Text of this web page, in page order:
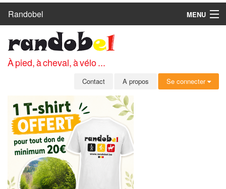
Randobel
MENU
CIRCUITS
CLUBS
MEMBRES
SE CONNECTER
INSCRIPTION GRATUITE
MOT DE PASSE OUBLIÉ
À pied, à cheval, à vélo ...
Contact A propos Se connecter